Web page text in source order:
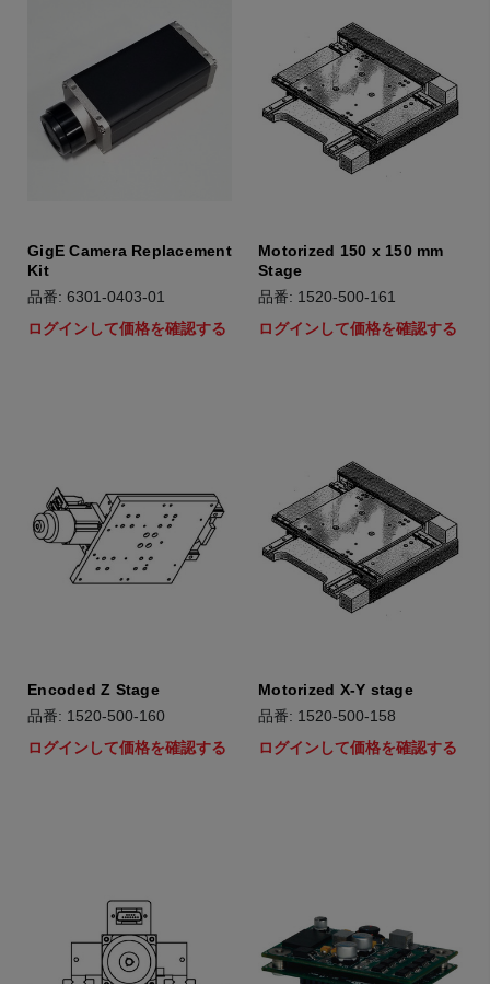
GigE Camera Replacement
Kit
品番: 6301-0403-01
ログインして価格を確認する
Motorized 150 x 150 mm
Stage
品番: 1520-500-161
ログインして価格を確認する
Encoded Z Stage
品番: 1520-500-160
ログインして価格を確認する
Motorized X-Y stage
品番: 1520-500-158
ログインして価格を確認する